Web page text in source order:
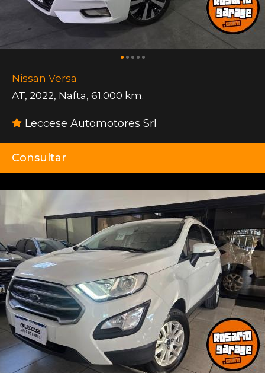
Nissan Versa
AT, 2022, Nafta, 61.000 km.
Leccese Automotores Srl
Consultar